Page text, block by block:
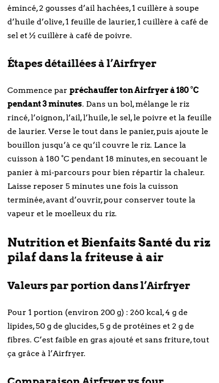
émincé, 2 gousses d’ail hachées, 1 cuillère à soupe
d’huile d’olive, 1 feuille de laurier, 1 cuillère à café de
sel et ½ cuillère à café de poivre.
Étapes détaillées à l’Airfryer
Commence par préchauffer ton Airfryer à 180 °C
pendant 3 minutes. Dans un bol, mélange le riz
rincé, l’oignon, l’ail, l’huile, le sel, le poivre et la feuille
de laurier. Verse le tout dans le panier, puis ajoute le
bouillon jusqu’à ce qu’il couvre le riz. Lance la
cuisson à 180 °C pendant 18 minutes, en secouant le
panier à mi-parcours pour bien répartir la chaleur.
Laisse reposer 5 minutes une fois la cuisson
terminée, avant d’ouvrir, pour conserver toute la
vapeur et le moelleux du riz.
Nutrition et Bienfaits Santé du riz
pilaf dans la friteuse à air
Valeurs par portion dans l’Airfryer
Pour 1 portion (environ 200 g) : 260 kcal, 4 g de
lipides, 50 g de glucides, 5 g de protéines et 2 g de
fibres. C’est faible en gras ajouté et sans friture, tout
ça grâce à l’Airfryer.